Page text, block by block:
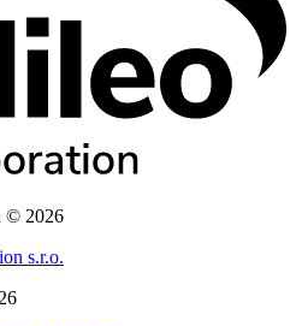
© 2026
s.r.o.